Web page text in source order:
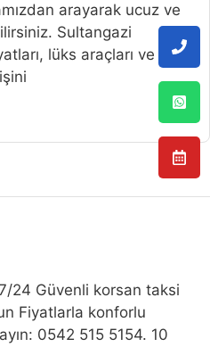
arayarak ucuz ve
Sultangazi
lüks araçları ve
24 Güvenli korsan taksi
Fiyatlarla konforlu
0542 515 5154. 10